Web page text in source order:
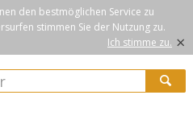
den bestmöglichen Service zu
stimmen Sie der Nutzung zu.
Ich stimme zu. ×